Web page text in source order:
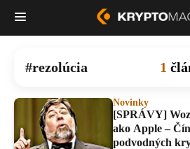
rezolúcia 1
Novinky
[SPRÁVY]
ako Apple –
podvodných